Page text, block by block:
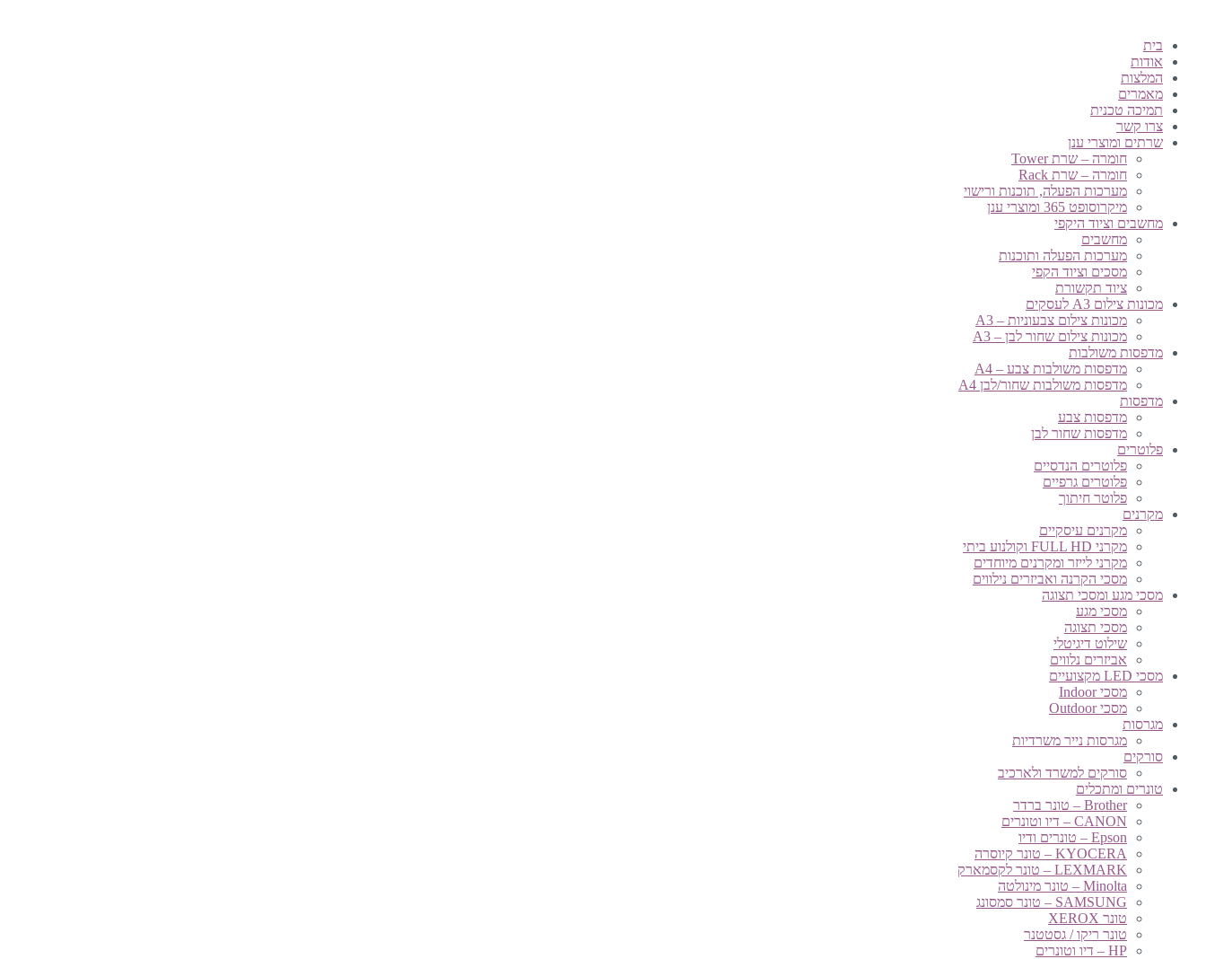
בית
אודות
המלצות
מאמרים
תמיכה טכנית
צרו קשר
שרתים ומוצרי ענן
חומרה – שרת Tower
חומרה – שרת Rack
מערכות הפעלה, תוכנות ורישוי
מיקרוסופט 365 ומוצרי ענן
מחשבים וציוד היקפי
מחשבים
מערכות הפעלה ותוכנות
מסכים וציוד הקפי
ציוד תקשורת
מכונות צילום A3 לעסקים
מכונות צילום צבעוניות – A3
מכונות צילום שחור לבן – A3
מדפסות משולבות
מדפסות משולבות צבע – A4
מדפסות משולבות שחור/לבן A4
מדפסות
מדפסות צבע
מדפסות שחור לבן
פלוטרים
פלוטרים הנדסיים
פלוטרים גרפיים
פלוטר חיתוך
מקרנים
מקרנים עיסקיים
מקרני FULL HD וקולנוע ביתי
מקרני לייזר ומקרנים מיוחדים
מסכי הקרנה ואביזרים נילווים
מסכי מגע ומסכי תצוגה
מסכי מגע
מסכי תצוגה
שילוט דיגיטלי
אביזרים נלווים
מסכי LED מקצועיים
מסכי Indoor
מסכי Outdoor
מגרסות
מגרסות נייר משרדיות
סורקים
סורקים למשרד ולארכיב
טונרים ומתכלים
Brother – טונר ברדר
CANON – דיו וטונרים
Epson – טונרים ודיו
KYOCERA – טונר קיוסרה
LEXMARK – טונר לקסמארק
Minolta – טונר מינולטה
SAMSUNG – טונר סמסונג
טונר XEROX
טונר ריקו / גסטטנר
HP – דיו וטונרים